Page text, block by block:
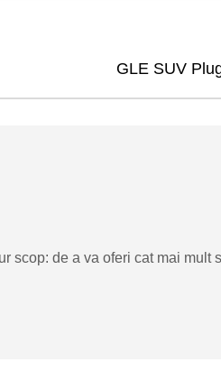
GLE SUV
scop: de a va oferi cat mai mult